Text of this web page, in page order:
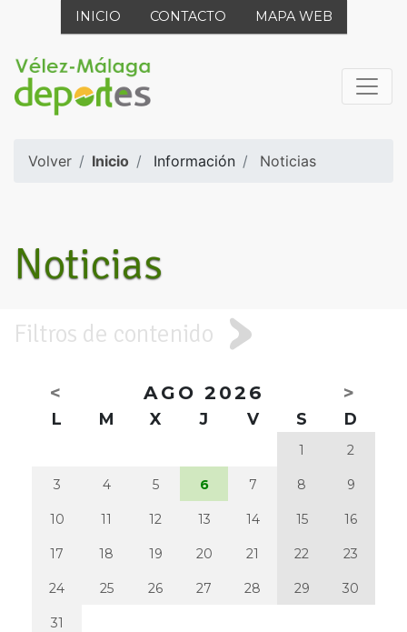
INICIO CONTACTO MAPA WEB
Volver Inicio Información Noticias
Noticias
Filtros de contenido
< AGO 2026 >
L M X J V S D
1 2
3 4 5 6 7 8 9
10 11 12 13 14 15 16
17 18 19 20 21 22 23
24 25 26 27 28 29 30
31